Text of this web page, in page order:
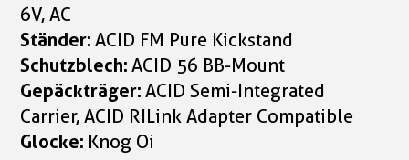
6V, AC
Ständer:ACID FM Pure Kickstand
Schutzblech:ACID 56 BB-Mount
Gepäckträger:ACID Semi-Integrated
Carrier, ACID RILink Adapter Compatible
Glocke: Knog Oi